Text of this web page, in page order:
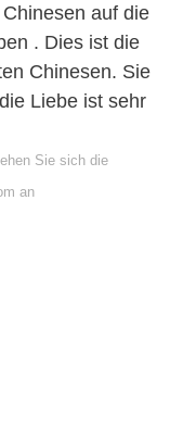
auf die
. Dies ist die
Chinesen. Sie
Liebe ist sehr
Sie sich die
an